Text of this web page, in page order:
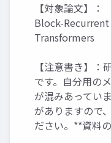
【対象論文】：
Block-
Transformers
【注意書き】：
です。自分用の
が混みあってい
がありますので
ださい。**資料